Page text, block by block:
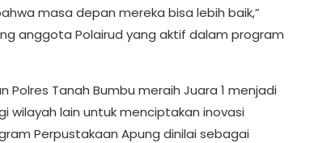
masa depan mereka bisa lebih baik,”
anggota Polairud yang aktif dalam program
Polres Tanah Bumbu meraih Juara 1 menjadi
wilayah lain untuk menciptakan inovasi
Perpustakaan Apung dinilai sebagai